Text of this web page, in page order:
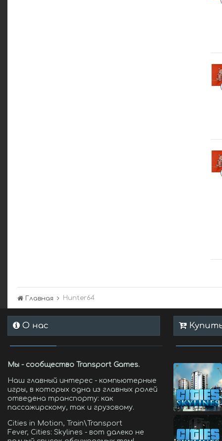
Главная Hunter64
О нас
Мы - сообщество Transport Games.
Наш главный интерес - компьютерные
игры, в которых одна из главных ролей
отведена транспорту: как
пассажирскому, так и грузовому.
Cities in Motion, Train\Transport
Fever, Cities: Skylines - вот далеко не